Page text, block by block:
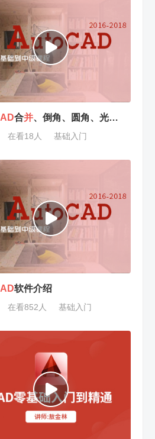
合并、倒角、圆角、光滑曲线、分解命令的应用
在看18人 基础入门
软件介绍
在看852人 基础入门